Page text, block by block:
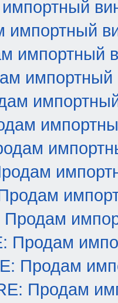
импортный
импортный
импортный
Продам
Продам
Продам
Продам